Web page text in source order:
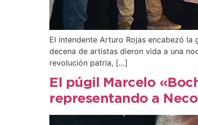
El intendente Arturo Rojas encabezó la
decena de artistas dieron vida a una
revolución patria, […]
El púgil Marcelo
representando a